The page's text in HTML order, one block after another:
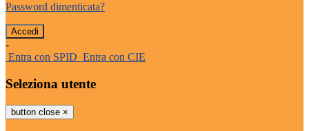
Password dimenticata?
-
Entra con SPID Entra con CIE
Seleziona utente
button close ×